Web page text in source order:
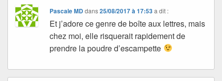
Pascale MDdans25/08/2017 à 17:53 a dit :
Et j’adore ce genre de boîte aux lettres, mais
chez moi, elle risquerait rapidement de
prendre la poudre d’escampette